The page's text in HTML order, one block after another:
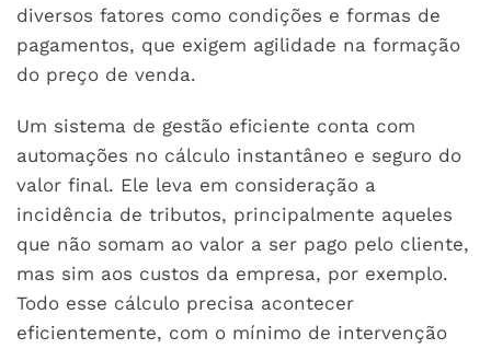
diversos fatores como condições e formas de
pagamentos, que exigem agilidade na formação
do preço de venda.
Um sistema de gestão eficiente conta com
automações no cálculo instantâneo e seguro do
valor final. Ele leva em consideração a
incidência de tributos, principalmente aqueles
que não somam ao valor a ser pago pelo cliente,
mas sim aos custos da empresa, por exemplo.
Todo esse cálculo precisa acontecer
eficientemente, com o mínimo de intervenção